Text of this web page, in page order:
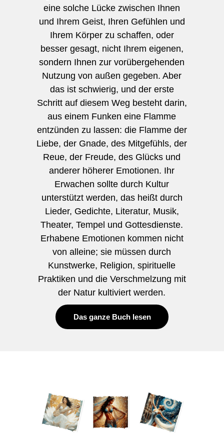
eine solche Lücke zwischen Ihnen
und Ihrem Geist, Ihren Gefühlen und
Ihrem Körper zu schaffen, oder
besser gesagt, nicht Ihrem eigenen,
sondern Ihnen zur vorübergehenden
Nutzung von außen gegeben. Aber
das ist schwierig, und der erste
Schritt auf diesem Weg besteht darin,
aus einem Funken eine Flamme
entzünden zu lassen: die Flamme der
Liebe, der Gnade, des Mitgefühls, der
Reue, der Freude, des Glücks und
anderer höherer Emotionen. Ihr
Erwachen sollte durch Kultur
unterstützt werden, das heißt durch
Lieder, Gedichte, Literatur, Musik,
Theater, Tempel und Gottesdienste.
Erhabene Emotionen kommen nicht
von alleine; sie müssen durch
Kunstwerke, Religion, spirituelle
Praktiken und die Verschmelzung mit
der Natur kultiviert werden.
Das ganze Buch lesen